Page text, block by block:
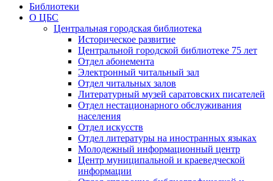
Библиотеки
О ЦБС
Центральная городская библиотека
Историческое развитие
Центральной городской библиотеке 75 лет
Отдел абонемента
Электронный читальный зал
Отдел читальных залов
Литературный музей саратовских писателей
Отдел нестационарного обслуживания
населения
Отдел искусств
Отдел литературы на иностранных языках
Молодежный информационный центр
Центр муниципальной и краеведческой
информации